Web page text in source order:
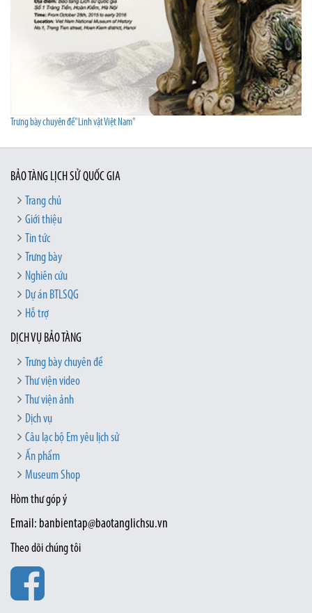
Trưng bày chuyên đề"Linh vật Việt Nam"
BẢO TÀNG LỊCH SỬ QUỐC GIA
Trang chủ
Giới thiệu
Tin tức
Trưng bày
Nghiên cứu
Dự án BTLSQG
Hỗ trợ
DỊCH VỤ BẢO TÀNG
Trưng bày chuyên đề
Thư viện video
Thư viện ảnh
Dịch vụ
Câu lạc bộ Em yêu lịch sử
Ấn phẩm
Museum Shop
Hòm thư góp ý
Email: banbientap@baotanglichsu.vn
Theo dõi chúng tôi